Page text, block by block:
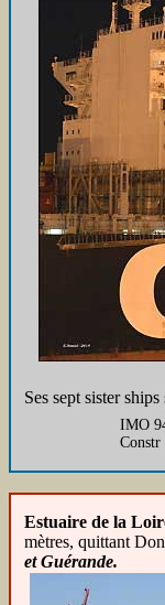
Ses sept sister ships
IMO
Constr
Estuaire de la
mètres, quittant
et Guérande.